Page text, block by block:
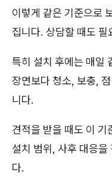
이렇게 같은 기준으로
집니다. 상담할 때도
특히 설치 후에는 매일
장면보다 청소, 보충,
니다.
견적을 받을 때도 이
설치 범위, 사후 대응을
다.